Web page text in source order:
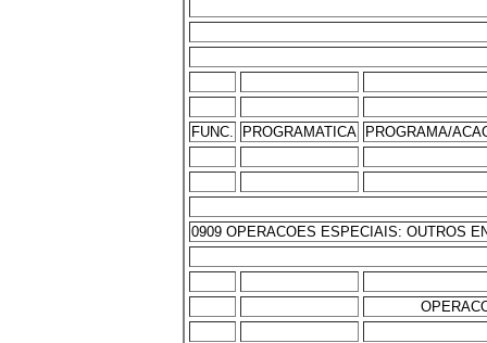
FUNC. PROGRAMATICA PROGRAMA/
0909 OPERACOES ESPECIAIS: OUTROS